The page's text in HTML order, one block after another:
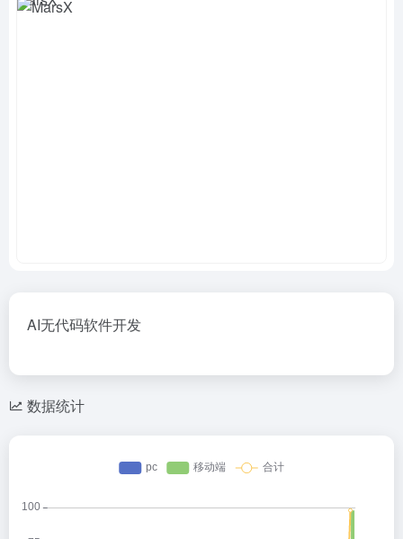
AI无代码软件开发
数据统计